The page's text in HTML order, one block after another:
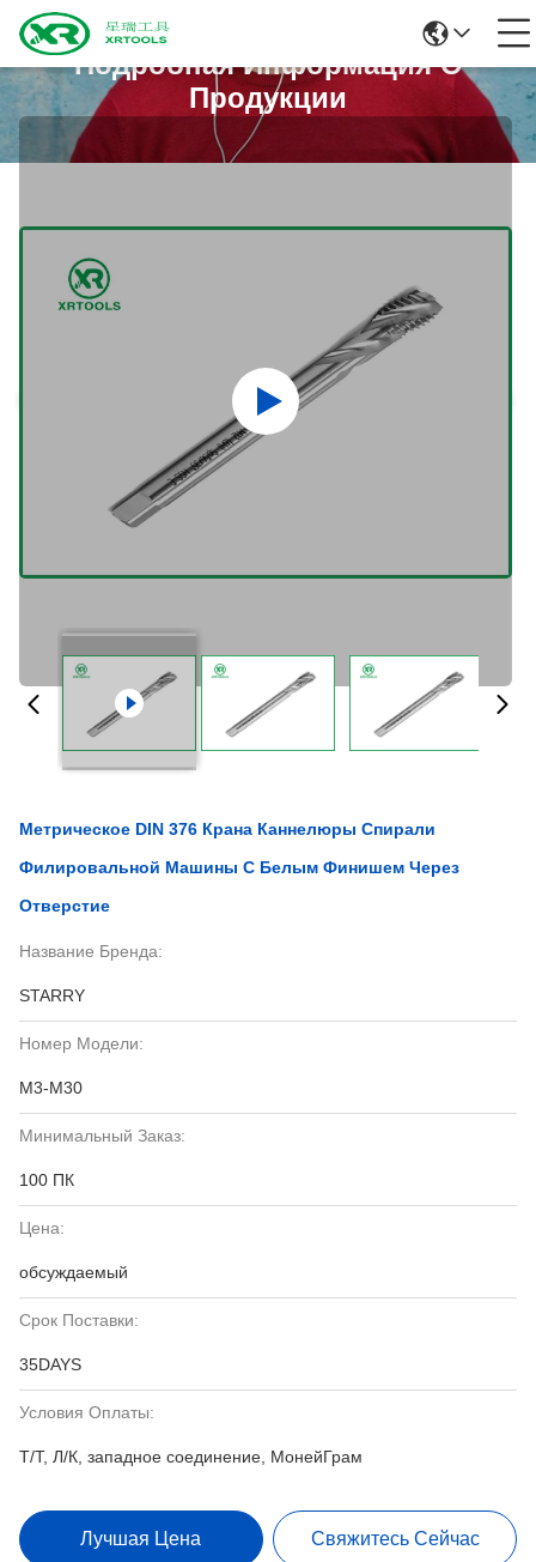
Подробная Информация О
Продукции
Метрическое DIN 376 Крана Каннелюры Спирали
Филировальной Машины С Белым Финишем Через
Отверстие
Название Бренда:
STARRY
Номер Модели:
M3-M30
Минимальный Заказ:
100 ПК
Цена:
обсуждаемый
Срок Поставки:
35DAYS
Условия Оплаты:
Т/Т, Л/К, западное соединение, МонейГрам
Лучшая Цена Свяжитесь Сейчас